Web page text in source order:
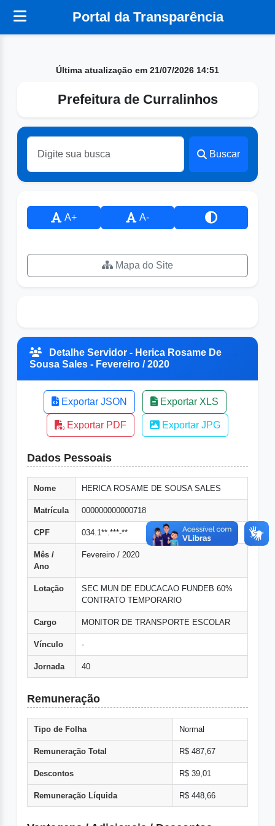
Portal da Transparência
Última atualização em 21/07/2026 14:51
Prefeitura de Curralinhos
Buscar
A+ A-
Mapa do Site
Detalhe Servidor - Herica Rosame De
Sousa Sales - Fevereiro / 2020
Exportar JSON Exportar XLS
Exportar PDF Exportar JPG
Dados Pessoais
Nome HERICA ROSAME DE SOUSA SALES
Matrícula 000000000000718
CPF 034.1**.***-**
Mês /
Ano
Fevereiro / 2020
Lotação
SEC MUN DE EDUCACAO FUNDEB 60%
CONTRATO TEMPORARIO
Cargo MONITOR DE TRANSPORTE ESCOLAR
Vínculo -
Jornada 40
Remuneração
Tipo de Folha Normal
Remuneração Total R$ 487,67
Descontos R$ 39,01
Remuneração Líquida R$ 448,66